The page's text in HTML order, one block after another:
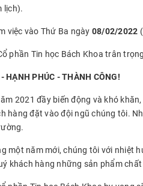
lịch).
việc vào Thứ Ba ngày 08/02/2022
phần Tin học Bách Khoa trân
HẠNH PHÚC - THÀNH CÔNG!
2021 đầy biến động và khó
hàng đặt vào đội ngũ chúng tôi.
một năm mới, chúng tôi với nhiệt
khách hàng những sản phẩm